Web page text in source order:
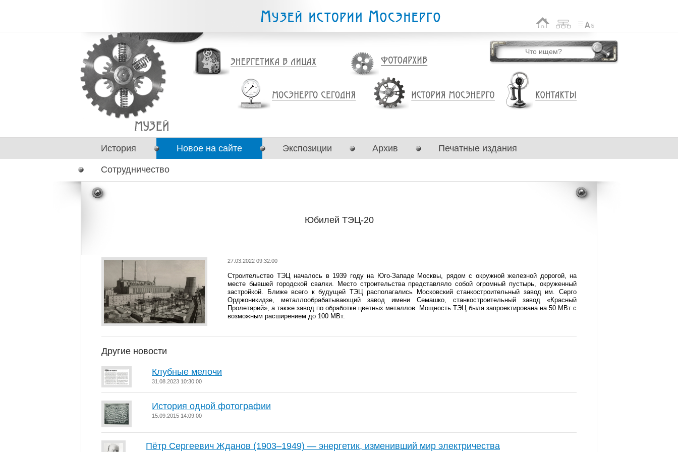
История Новое на сайте Экспозиции Архив Печатные издания
Сотрудничество
Юбилей ТЭЦ-20
27.03.2022 09:32:00
Строительство ТЭЦ началось в 1939 году на Юго-Западе Москвы, рядом с окружной железной дорогой, на
месте бывшей городской свалки. Место строительства представляло собой огромный пустырь, окруженный
застройкой. Ближе всего к будущей ТЭЦ располагались Московский станкостроительный завод им. Серго
Орджоникидзе, металлообрабатывающий завод имени Семашко, станкостроительный завод «Красный
Пролетарий», а также завод по обработке цветных металлов. Мощность ТЭЦ была запроектирована на 50 МВт с
возможным расширением до 100 МВт.
Другие новости
Клубные мелочи
31.08.2023 10:30:00
История одной фотографии
15.09.2015 14:09:00
Пётр Сергеевич Жданов (1903–1949) — энергетик, изменивший мир электричества